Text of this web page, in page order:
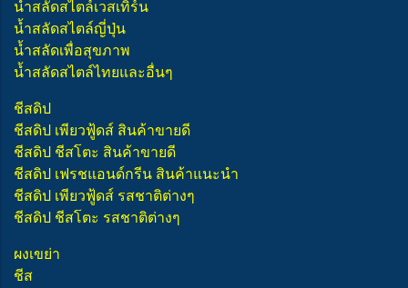
น้ำสลัดสไตล์เวสเทิร์น
น้ำสลัดสไตล์ญี่ปุ่น
น้ำสลัดเพื่อสุขภาพ
น้ำสลัดสไตล์ไทยและอื่นๆ
ชีสดิป
ชีสดิป เพียวฟู้ดส์ สินค้าขายดี
ชีสดิป ชีสโตะ สินค้าขายดี
ชีสดิป เฟรชแอนด์กรีน สินค้าแนะนำ
ชีสดิป เพียวฟู้ดส์ รสชาติต่างๆ
ชีสดิป ชีสโตะ รสชาติต่างๆ
ผงเขย่า
ชีส